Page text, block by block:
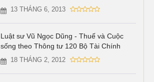
13 THÁNG 6, 2013
Luật sư Vũ Ngọc Dũng - Thuế và Cuộc
sống theo Thông tư 120 Bộ Tài Chính
18 THÁNG 2, 2012